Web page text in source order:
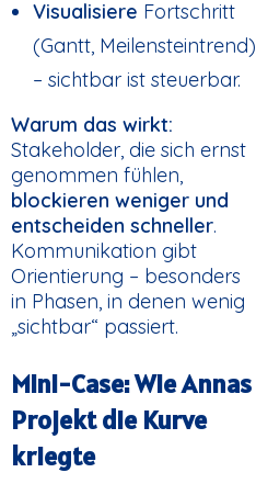
Visualisiere Fortschritt
(Gantt, Meilensteintrend)
– sichtbar ist steuerbar.
Warum das wirkt:
Stakeholder, die sich ernst
genommen fühlen,
blockieren weniger und
entscheiden schneller.
Kommunikation gibt
Orientierung – besonders
in Phasen, in denen wenig
„sichtbar“ passiert.
Mini-Case: Wie Annas
Projekt die Kurve
kriegte